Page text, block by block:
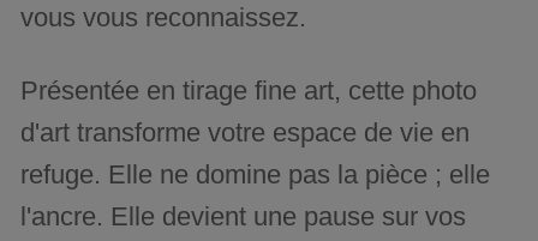
vous vous reconnaissez.
Présentée en tirage fine art, cette photo
d'art transforme votre espace de vie en
refuge. Elle ne domine pas la pièce ; elle
l'ancre. Elle devient une pause sur vos